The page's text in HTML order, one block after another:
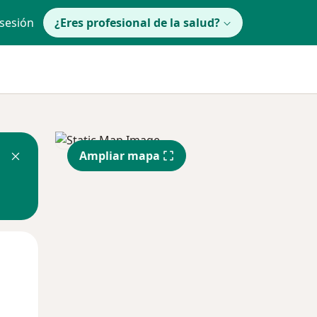
¿Eres profesional de la salud?
Ampliar mapa